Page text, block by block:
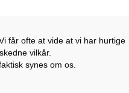
får ofte at vide at vi har hurtige
vilkår.
synes om os.